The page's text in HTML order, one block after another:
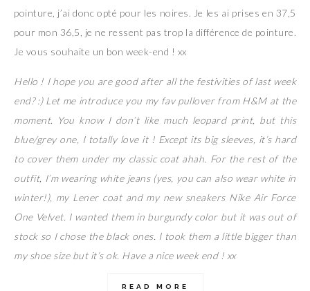
pointure, j’ai donc opté pour les noires. Je les ai prises en 37,5
pour mon 36,5, je ne ressent pas trop la différence de pointure.
Je vous souhaite un bon week-end ! xx
Hello ! I hope you are good after all the festivities of last week
end? :) Let me introduce you my fav pullover from H&M at the
moment. You know I don’t like much leopard print, but this
blue/grey one, I totally love it ! Except its big sleeves, it’s hard
to cover them under my classic coat ahah. For the rest of the
outfit, I’m wearing white jeans (yes, you can also wear white in
winter!), my Lener coat and my new sneakers Nike Air Force
One Velvet. I wanted them in burgundy color but it was out of
stock so I chose the black ones. I took them a little bigger than
my shoe size but it’s ok. Have a nice week end ! xx
READ MORE